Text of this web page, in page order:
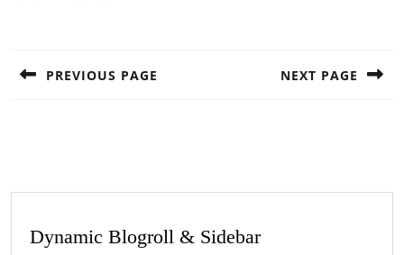
PREVIOUS PAGE NEXT PAGE
Dynamic Blogroll & Sidebar